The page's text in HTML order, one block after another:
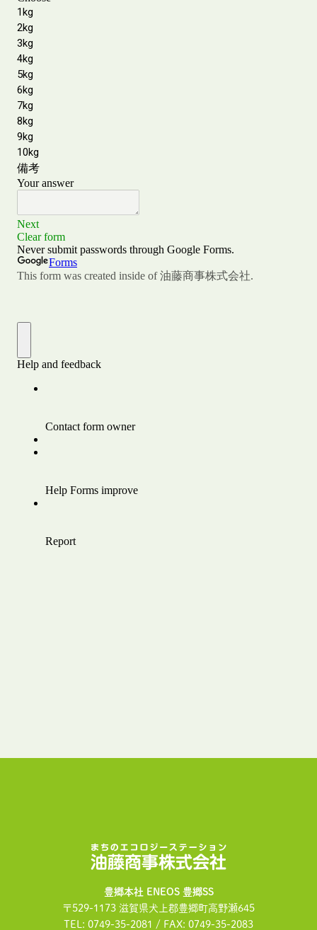
豊郷本社 ENEOS 豊郷SS
〒529-1173 滋賀県犬上郡豊郷町高野瀬645
TEL: 0749-35-2081 / FAX: 0749-35-2083